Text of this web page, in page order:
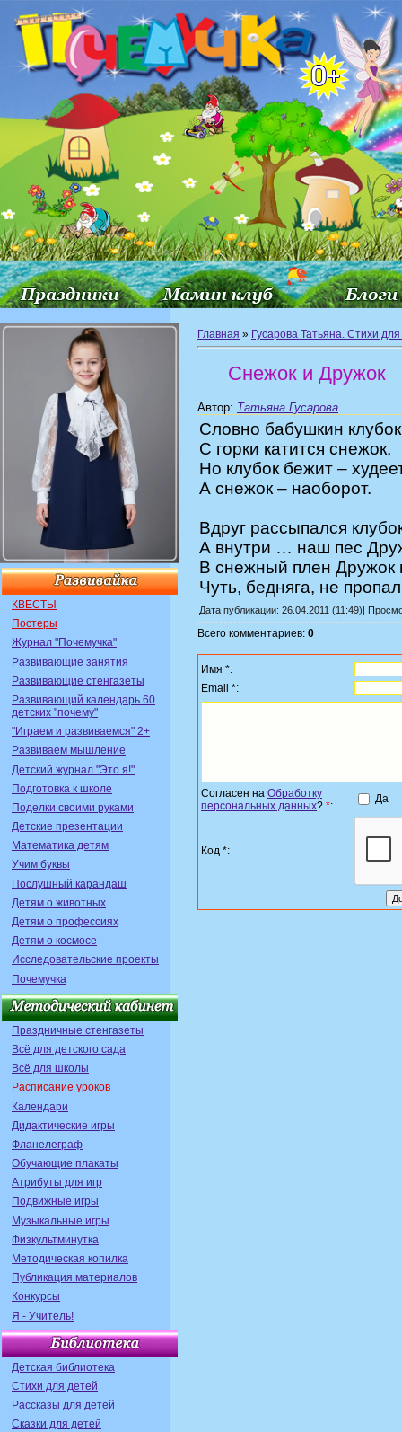
КВЕСТЫ
Постеры
Журнал "Почемучка"
Развивающие занятия
Развивающие стенгазеты
Развивающий календарь 60
детских "почему"
"Играем и развиваемся" 2+
Развиваем мышление
Детский журнал "Это я!"
Подготовка к школе
Поделки своими руками
Детские презентации
Математика детям
Учим буквы
Послушный карандаш
Детям о животных
Детям о профессиях
Детям о космосе
Исследовательские проекты
Почемучка
Праздничные стенгазеты
Всё для детского сада
Всё для школы
Расписание уроков
Календари
Дидактические игры
Фланелеграф
Обучающие плакаты
Атрибуты для игр
Подвижные игры
Музыкальные игры
Физкультминутка
Методическая копилка
Публикация материалов
Конкурсы
Я - Учитель!
Детская библиотека
Стихи для детей
Рассказы для детей
Сказки для детей
Главная » Гусарова Татьяна. Стихи
Снежок и Дружок
Автор: Татьяна Гусарова
Словно бабушкин
С горки катится снежок,
Но клубок бежит –
А снежок – наоборот.
Вдруг рассыпался
А внутри … наш пес
В снежный плен Дружок
Чуть, бедняга, не
Дата публикации: 26.04.2011 (11:49)|
Всего комментариев: 0
Имя *:
Email *:
Согласен на Обработку
персональных данных? *:
Да
Код *: